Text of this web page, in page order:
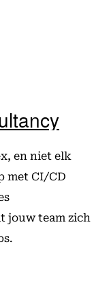
en niet elk
met CI/CD
jouw team zich